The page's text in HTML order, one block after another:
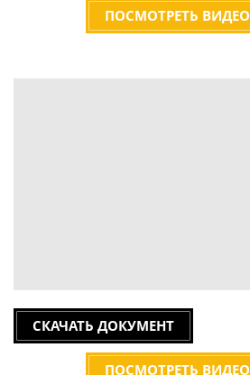
ПОСМОТРЕТЬ ВИДЕО
СКАЧАТЬ ДОКУМЕНТ
ПОСМОТРЕТЬ ВИДЕО